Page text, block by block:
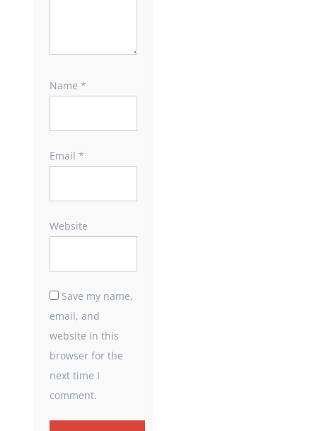
Name *
Email *
Website
Save my name,
email, and
website in this
browser for the
next time I
comment.